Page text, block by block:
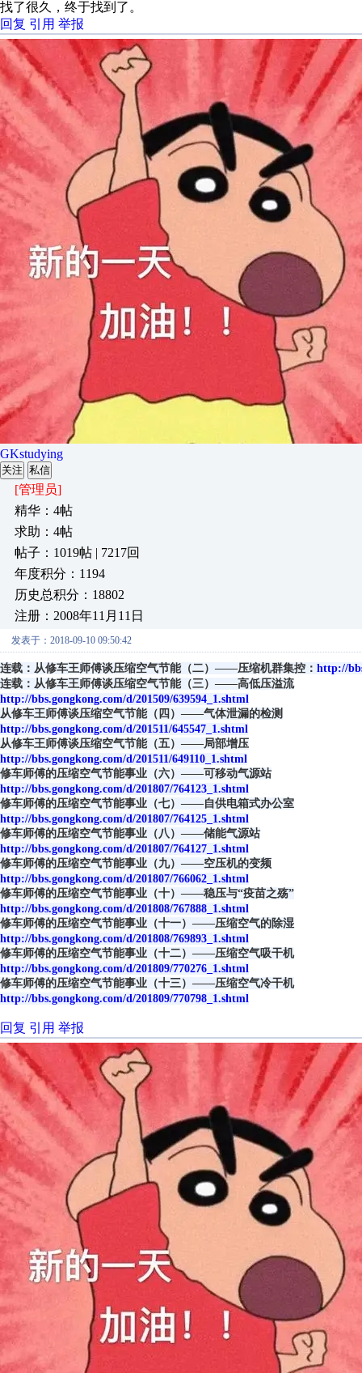
找了很久，终于找到了。
回复 引用 举报
GKstudying
关注 私信
[管理员]
精华：4帖
求助：4帖
帖子：1019帖 | 7217回
年度积分：1194
历史总积分：18802
注册：2008年11月11日
发表于：2018-09-10 09:50:42
连载：从修车王师傅谈压缩空气节能（二）——压缩机群集控： http://
连载：从修车王师傅谈压缩空气节能（三）——高低压溢流
http://bbs.gongkong.com/d/201509/639594_1.shtml
从修车王师傅谈压缩空气节能（四）——气体泄漏的检测
http://bbs.gongkong.com/d/201511/645547_1.shtml
从修车王师傅谈压缩空气节能（五）——局部增压
http://bbs.gongkong.com/d/201511/649110_1.shtml
修车师傅的压缩空气节能事业（六）——可移动气源站
http://bbs.gongkong.com/d/201807/764123_1.shtml
修车师傅的压缩空气节能事业（七）——自供电箱式办公室
http://bbs.gongkong.com/d/201807/764125_1.shtml
修车师傅的压缩空气节能事业（八）——储能气源站
http://bbs.gongkong.com/d/201807/764127_1.shtml
修车师傅的压缩空气节能事业（九）——空压机的变频
http://bbs.gongkong.com/d/201807/766062_1.shtml
修车师傅的压缩空气节能事业（十）——稳压与“疫苗之殇”
http://bbs.gongkong.com/d/201808/767888_1.shtml
修车师傅的压缩空气节能事业（十一）——压缩空气的除湿
http://bbs.gongkong.com/d/201808/769893_1.shtml
修车师傅的压缩空气节能事业（十二）——压缩空气吸干机
http://bbs.gongkong.com/d/201809/770276_1.shtml
修车师傅的压缩空气节能事业（十三）——压缩空气冷干机
http://bbs.gongkong.com/d/201809/770798_1.shtml
回复 引用 举报